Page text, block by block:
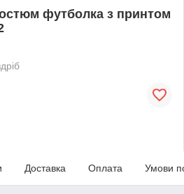
футболка з принтом
Доставка Оплата Умови